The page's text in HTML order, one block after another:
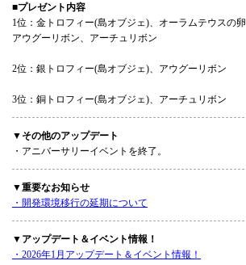
■プレゼント内容
1位：金トロフィー(島オブジェ)、オーラムテウスの卵
アウグーリボン、アーチュリボン
2位：銀トロフィー(島オブジェ)、アウグーリボン
3位：銅トロフィー(島オブジェ)、アーチュリボン
▼その他のアップデート
・アニバーサリーイベントを終了。
▼重要なお知らせ
・開発環境移行の延期について
▼アップデート＆イベント情報！
・2026年1月アップデート＆イベント情報！